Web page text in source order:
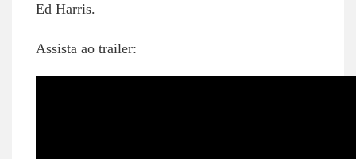
Ed Harris.
Assista ao trailer: